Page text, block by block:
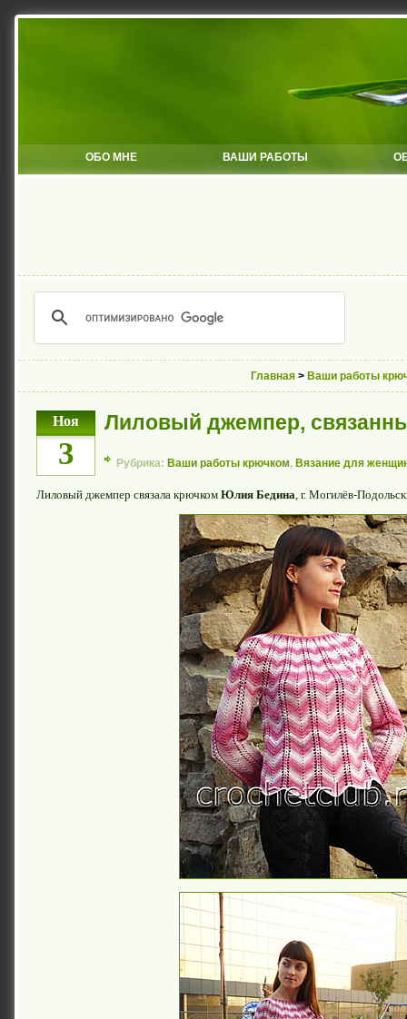
ОБО МНЕ ВАШИ РАБОТЫ
Главная > Ваши работы
Ноя
3
Лиловый джемпер,
Рубрика: Ваши работы крючком, Вязание для
Лиловый джемпер связала крючком Юлия Бедина, г. Могилёв-